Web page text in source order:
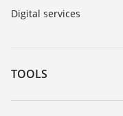
Digital services
TOOLS
Downloads